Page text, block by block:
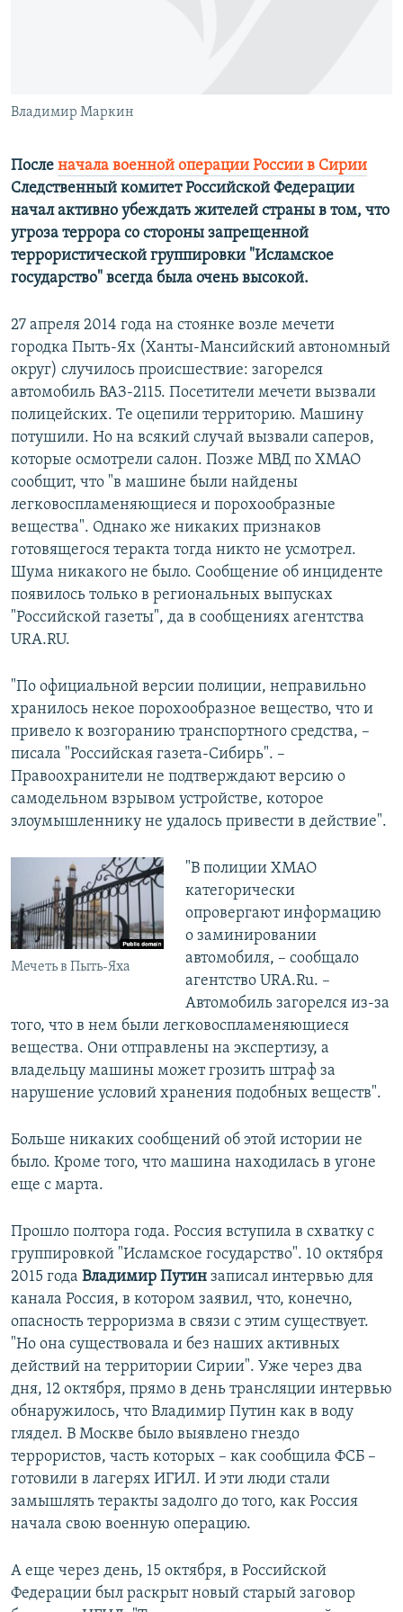
УКРАИНСКАЯ ПРОБЛЕМА КРЫМА
Владимир Маркин
После начала военной операции России в Сирии
Следственный комитет Российской Федерации
начал активно убеждать жителей страны в том, что
угроза террора со стороны запрещенной
террористической группировки "Исламское
государство" всегда была очень высокой.
27 апреля 2014 года на стоянке возле мечети
городка Пыть-Ях (Ханты-Мансийский автономный
округ) случилось происшествие: загорелся
автомобиль ВАЗ-2115. Посетители мечети вызвали
полицейских. Те оцепили территорию. Машину
потушили. Но на всякий случай вызвали саперов,
которые осмотрели салон. Позже МВД по ХМАО
сообщит, что "в машине были найдены
легковоспламеняющиеся и порохообразные
вещества". Однако же никаких признаков
готовящегося теракта тогда никто не усмотрел.
Шума никакого не было. Сообщение об инциденте
появилось только в региональных выпусках
"Российской газеты", да в сообщениях агентства
URA.RU.
"По официальной версии полиции, неправильно
хранилось некое порохообразное вещество, что и
привело к возгоранию транспортного средства, –
писала "Российская газета-Сибирь". –
Правоохранители не подтверждают версию о
самодельном взрывом устройстве, которое
злоумышленнику не удалось привести в действие".
Мечеть в Пыть-Яха
"В полиции ХМАО
категорически
опровергают информацию
о заминировании
автомобиля, – сообщало
агентство URA.Ru. –
Автомобиль загорелся из-за
того, что в нем были легковоспламеняющиеся
вещества. Они отправлены на экспертизу, а
владельцу машины может грозить штраф за
нарушение условий хранения подобных веществ".
Больше никаких сообщений об этой истории не
было. Кроме того, что машина находилась в угоне
еще с марта.
Прошло полтора года. Россия вступила в схватку с
группировкой "Исламское государство". 10 октября
2015 года Владимир Путин записал интервью для
канала Россия, в котором заявил, что, конечно,
опасность терроризма в связи с этим существует.
"Но она существовала и без наших активных
действий на территории Сирии". Уже через два
дня, 12 октября, прямо в день трансляции интервью
обнаружилось, что Владимир Путин как в воду
глядел. В Москве было выявлено гнездо
террористов, часть которых – как сообщила ФСБ –
готовили в лагерях ИГИЛ. И эти люди стали
замышлять теракты задолго до того, как Россия
начала свою военную операцию.
А еще через день, 15 октября, в Российской
Федерации был раскрыт новый старый заговор